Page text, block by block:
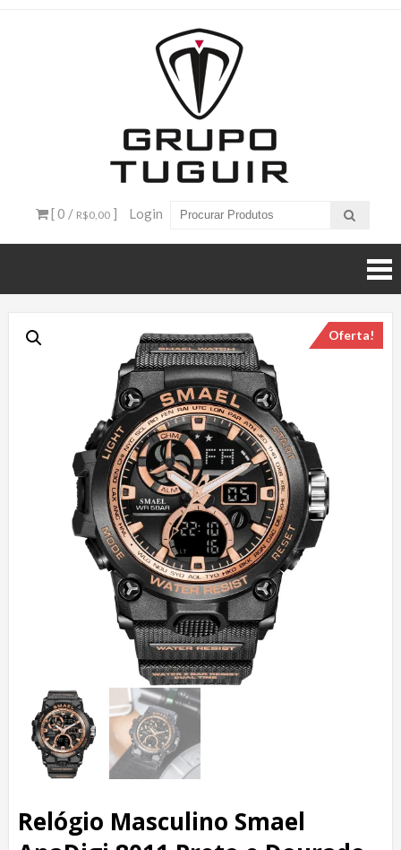
– Grupo
Tuguir
[ 0 / R$0,00 ] Login
Oferta!
Relógio Masculino Smael